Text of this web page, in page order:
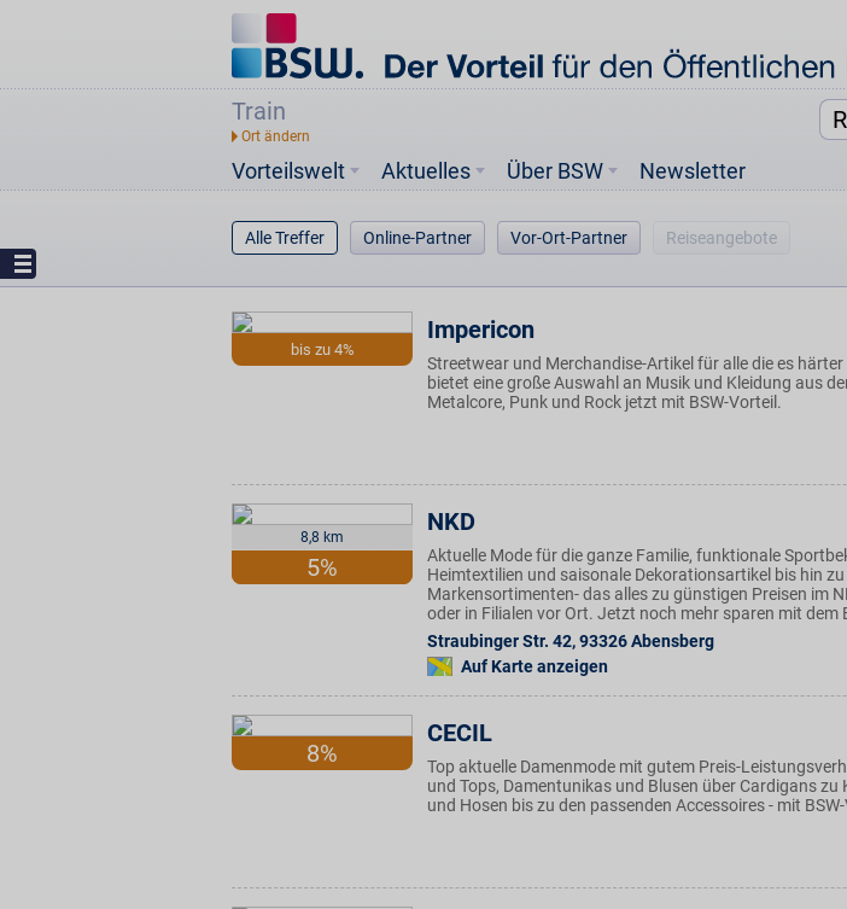
Train
Vorteilswelt Aktuelles Über BSW Newsletter
Alle Treffer Online-Partner Vor-Ort-Partner Reiseangebote
bis zu 4%
Impericon
Streetwear und Merchandise-Artikel für alle die es
bietet eine große Auswahl an Musik und Kleidung aus
Metalcore, Punk und Rock jetzt mit BSW-Vorteil.
8,8 km
5%
NKD
Aktuelle Mode für die ganze Familie, funktionale
Heimtextilien und saisonale Dekorationsartikel bis hin
Markensortimenten- das alles zu günstigen Preisen im
oder in Filialen vor Ort. Jetzt noch mehr sparen mit dem
Straubinger Str. 42,93326Abensberg
Auf Karte anzeigen
8%
CECIL
Top aktuelle Damenmode mit gutem Preis-
und Tops, Damentunikas und Blusen über Cardigans zu
und Hosen bis zu den passenden Accessoires - mit